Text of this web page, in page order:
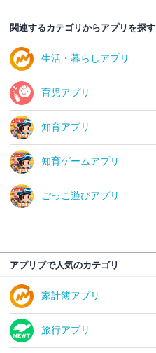
関連するカテゴリからアプリを探す
生活・暮らしアプリ
育児アプリ
知育アプリ
知育ゲームアプリ
ごっこ遊びアプリ
アプリブで人気のカテゴリ
家計簿アプリ
旅行アプリ